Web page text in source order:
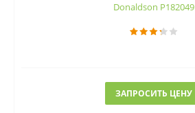
Donaldson P182049
ЗАПРОСИТЬ ЦЕНУ